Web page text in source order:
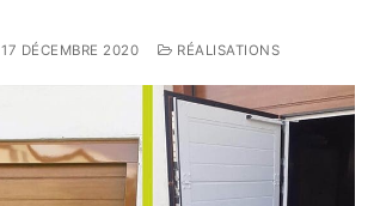
17 DÉCEMBRE 2020 RÉALISATIONS